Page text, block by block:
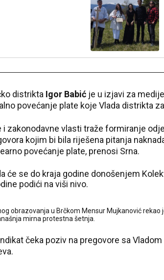
distrikta Igor Babić je u izjavi za
povećanje plate koje Vlada distrikta
i zakonodavne vlasti traže formiranje
kojim bi bila riješena pitanja
povećanje plate, prenosi Srna.
će se do kraja godine donošenjem
podići na viši nivo.
obrazovanja u Brčkom Mensur Mujkanović rekao
mirna protestna šetnja.
čeka poziv na pregovore sa